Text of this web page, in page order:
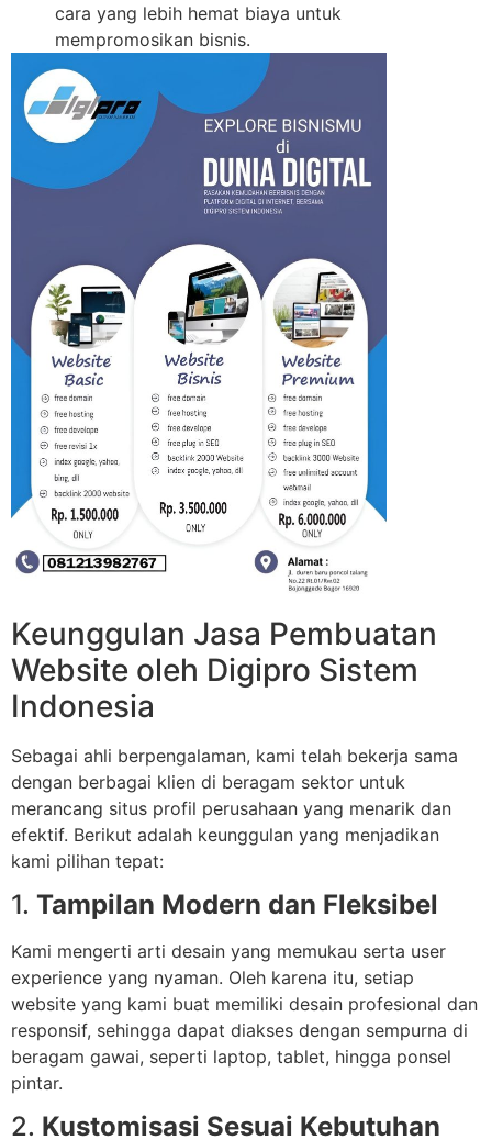
cara yang lebih hemat biaya untuk
mempromosikan bisnis.
Keunggulan Jasa Pembuatan
Website oleh Digipro Sistem
Indonesia
Sebagai ahli berpengalaman, kami telah bekerja sama
dengan berbagai klien di beragam sektor untuk
merancang situs profil perusahaan yang menarik dan
efektif. Berikut adalah keunggulan yang menjadikan
kami pilihan tepat:
1. Tampilan Modern dan Fleksibel
Kami mengerti arti desain yang memukau serta user
experience yang nyaman. Oleh karena itu, setiap
website yang kami buat memiliki desain profesional dan
responsif, sehingga dapat diakses dengan sempurna di
beragam gawai, seperti laptop, tablet, hingga ponsel
pintar.
2. Kustomisasi Sesuai Kebutuhan